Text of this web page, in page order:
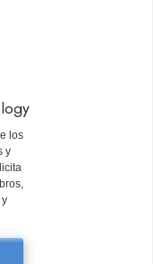
los
y